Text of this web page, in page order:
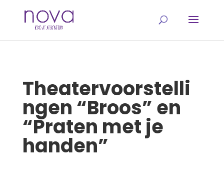
Theatervoorstelli
ngen “Broos” en
“Praten met je
handen”